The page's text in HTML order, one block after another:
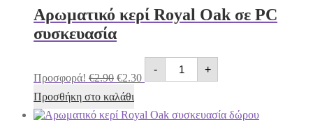
δώρου
ποσότητα
Αρωματικό κερί Royal Oak σε PC
συσκευασία
Προσφορά! €2.90 price
€2.90.
€2.30τρέχουσα
€2.30.
-
Αρωματικό
κερί
Royal
PC
+
Προσθήκη στο καλάθι